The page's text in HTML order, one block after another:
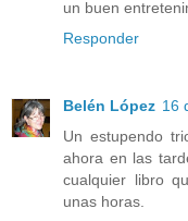
un buen
Responder
Belén López 16
Un estupendo
ahora en las
cualquier libro
unas horas.